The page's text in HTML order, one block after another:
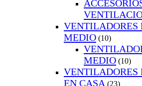
VENTILADORES
MEDIO (10)
MEDIO (10)
VENTILADORES
EN CASA (23)